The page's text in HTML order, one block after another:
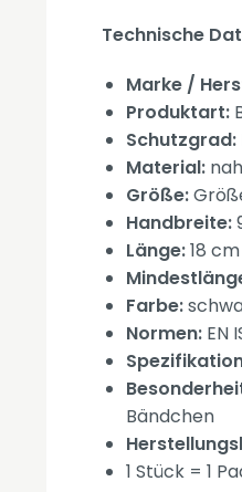
Technische
Marke /
Produktart:
Schutzgrad:
Material:
Größe:
Handbreite:
Länge:18 cm
Farbe:
Normen: EN
Bändchen
1 Stück = 1